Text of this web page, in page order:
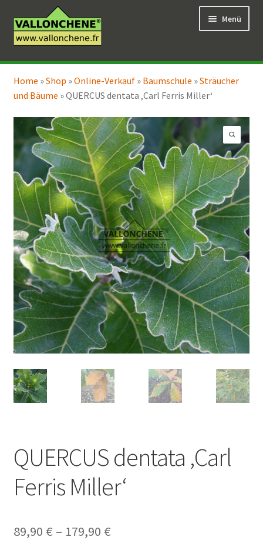
Navigation
springen
Inhalt
springen
Menü
Online-Verkauf
Coaching für den Garten
Home »Shop »Online-Verkauf» Baumschule »Sträucher
und Bäume »QUERCUS dentata ‚Carl Ferris Miller‘
QUERCUS dentata ‚Carl
Ferris Miller‘
89,90 € – 179,90 €Preisspanne: